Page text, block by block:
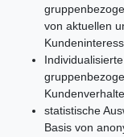
von aktuellen
statistische
Basis von